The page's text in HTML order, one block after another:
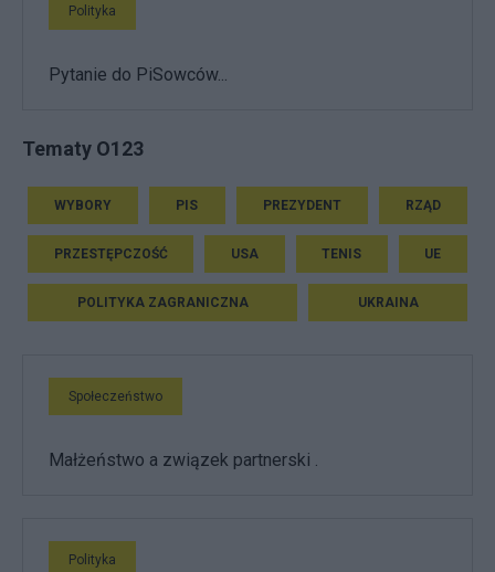
Polityka
Pytanie do PiSowców...
Tematy O123
WYBORY PIS PREZYDENT RZĄD
PRZESTĘPCZOŚĆ USA TENIS UE
POLITYKA ZAGRANICZNA UKRAINA
Społeczeństwo
Małżeństwo a związek partnerski .
Polityka